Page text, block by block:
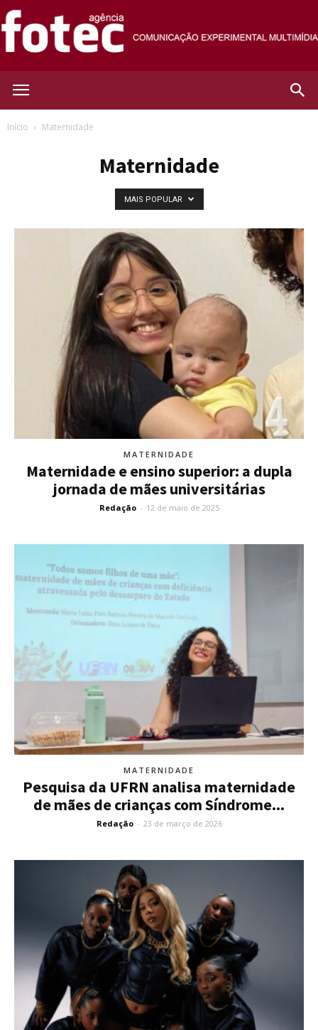
Fotec
Início Maternidade
Maternidade
MAIS POPULAR
MATERNIDADE
Maternidade e ensino superior: a dupla
jornada de mães universitárias
Redação - 12 de maio de 2025
MATERNIDADE
Pesquisa da UFRN analisa maternidade
de mães de crianças com Síndrome...
Redação - 23 de março de 2026